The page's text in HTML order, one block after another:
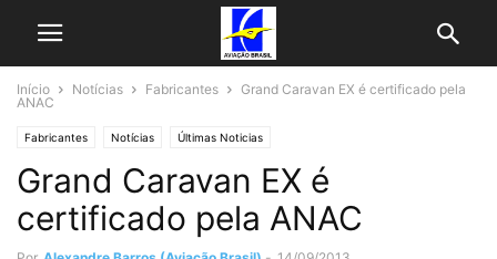
Início Notícias Fabricantes
Grand Caravan EX é certificado pela
ANAC
Fabricantes Notícias Últimas Noticias
Grand Caravan EX é
certificado pela ANAC